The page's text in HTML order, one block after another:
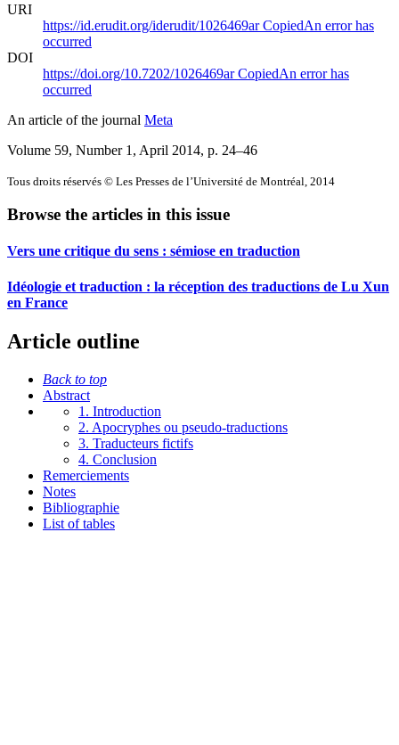
URI
https://id.erudit.org/iderudit/1026469arCopiedAn error has
occurred
DOI
https://doi.org/10.7202/1026469arCopiedAn error has
occurred
An article of the journal Meta
Volume 59, Number 1, April 2014, p. 24–46
Tous droits réservés © Les Presses de l’Université de Montréal, 2014
Browse the articles in this issue
Vers une critique du sens : sémiose en traduction
Idéologie et traduction : la réception des traductions de Lu Xun
en France
Article outline
Back to top
Abstract
1. Introduction
2. Apocryphes ou pseudo-traductions
3. Traducteurs fictifs
4. Conclusion
Remerciements
Notes
Bibliographie
List of tables